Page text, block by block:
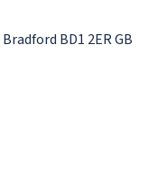
BD1 2ER GB